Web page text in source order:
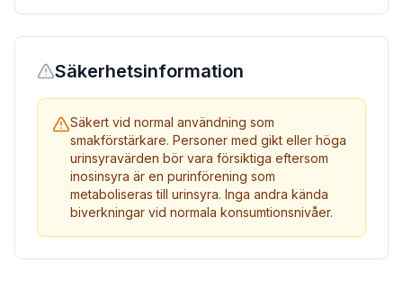
Säkerhetsinformation
Säkert vid normal användning som
smakförstärkare. Personer med gikt eller höga
urinsyravärden bör vara försiktiga eftersom
inosinsyra är en purinförening som
metaboliseras till urinsyra. Inga andra kända
biverkningar vid normala konsumtionsnivåer.